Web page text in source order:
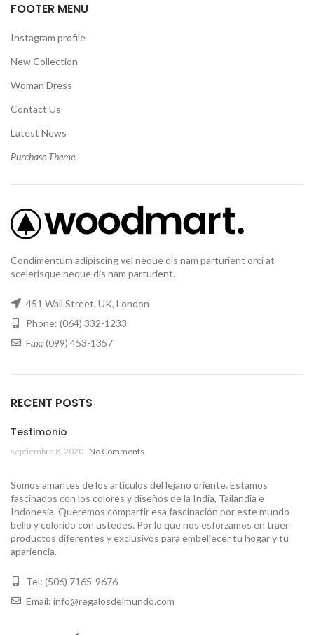
FOOTER MENU
Instagram profile
New Collection
Woman Dress
Contact Us
Latest News
Purchase Theme
Condimentum adipiscing vel neque dis nam parturient orci at
scelerisque neque dis nam parturient.
451 Wall Street, UK, London
Phone: (064) 332-1233
Fax: (099) 453-1357
RECENT POSTS
Testimonio
septiembre 8, 2020 No Comments
Somos amantes de los artículos del lejano oriente. Estamos
fascinados con los colores y diseños de la India, Tailandia e
Indonesia. Queremos compartir esa fascinación por este mundo
bello y colorido con ustedes. Por lo que nos esforzamos en traer
productos diferentes y exclusivos para embellecer tu hogar y tu
apariencia.
Tel: (506) 7165-9676
Email: info@regalosdelmundo.com